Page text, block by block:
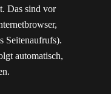
Das sind vor
Seitenaufrufs).
automatisch,